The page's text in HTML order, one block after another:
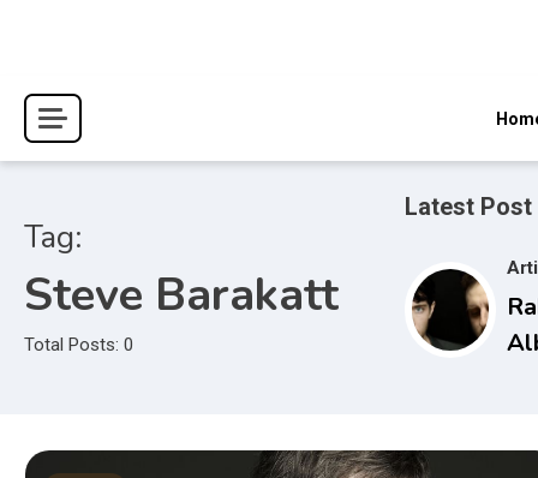
Tag:
Steve Barakatt
Total Posts: 0
Latest Post